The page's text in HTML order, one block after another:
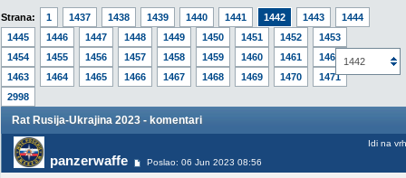
Strana: 1 1437 1438 1439 1440 1441 1442 1443
1444
1445
1446 1447 1448 1449 1450 1451 1452
1453
1454
1455 1456 1457 1458 1459 1460 1461
1462
1463
1464 1465 1466 1467 1468 1469 1470
1471
2998
1442
Rat Rusija-Ukrajina 2023 - komentari
panzerwaffe Poslao: 06 Jun 2023 08:56
Idi na vrh